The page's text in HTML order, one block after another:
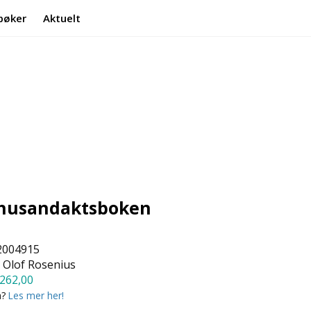
Aktuelt
Olof Rosenius
262,00
Les mer her!